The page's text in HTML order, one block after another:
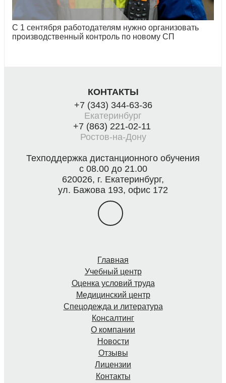
С 1 сентября работодателям нужно организовать
производственный контроль по новому СП
КОНТАКТЫ
+7 (343) 344-63-36
Екатеринбург
+7 (863) 221-02-11
Ростов-на-Дону
Техподдержка дистанционного обучения
с 08.00 до 21.00
620026, г. Екатеринбург,
ул. Бажова 193, офис 172
Главная
Учебный центр
Оценка условий труда
Медицинский центр
Спецодежда и литература
Консалтинг
О компании
Новости
Отзывы
Лицензии
Контакты